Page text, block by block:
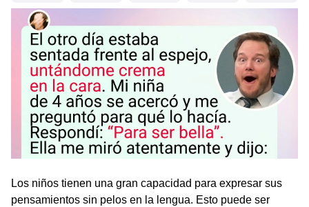
Los niños tienen una gran capacidad para expresar sus
pensamientos sin pelos en la lengua. Esto puede ser